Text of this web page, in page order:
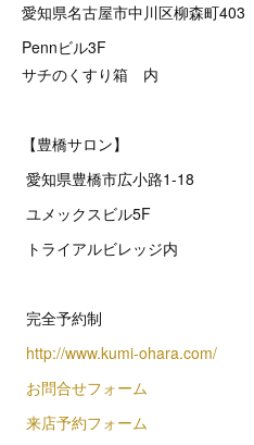
愛知県名古屋市中川区柳森町403
Pennビル3F
サチのくすり箱 内
【豊橋サロン】
愛知県豊橋市広小路1-18
ユメックスビル5F
トライアルビレッジ内
完全予約制
http://www.kumi-ohara.com/
お問合せフォーム
来店予約フォーム